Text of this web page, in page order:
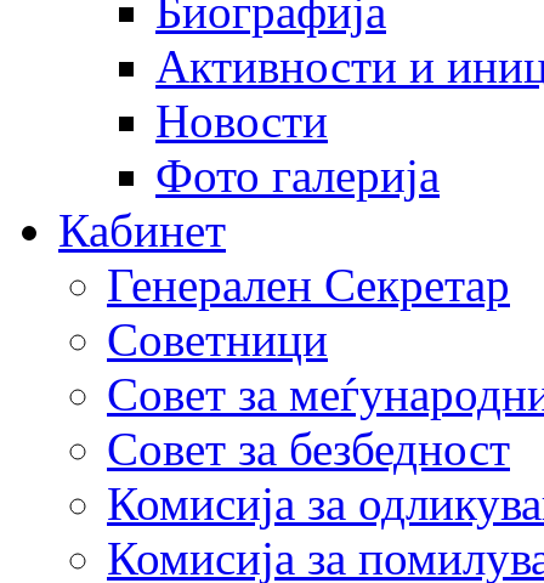
Биографија
Активности и
Новости
Фото галерија
Кабинет
Генерален Секретар
Советници
Совет за
Совет за безбедност
Комисија за
Комисија за